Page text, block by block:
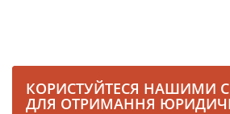
КОРИСТУЙТЕСЯ НАШИМИ
ДЛЯ ОТРИМАННЯ